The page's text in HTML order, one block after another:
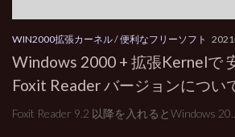
WIN2000拡張カーネル/便利なフリーソフト
Windows 2000 + 拡張Kernelで
Foxit Reader バージョンについ
Foxit Reader 9.2 以降を入れるとWindows 20...